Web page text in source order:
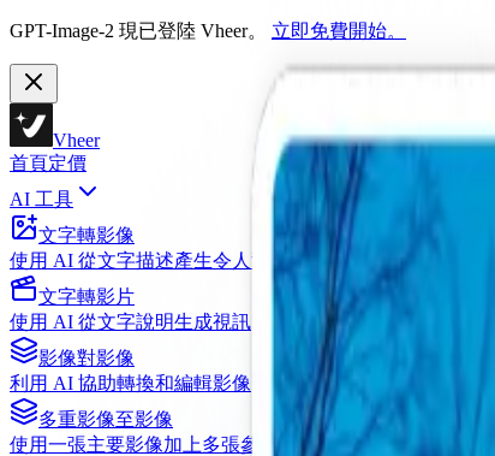
GPT-Image-2 現已登陸 Vheer。 立即免費開始。
Vheer
首頁定價
AI 工具
文字轉影像
使用 AI 從文字描述產生令人驚豔的影像
文字轉影片
使用 AI 從文字說明生成視訊
影像對影像
利用 AI 協助轉換和編輯影像
多重影像至影像
使用一張主要影像加上多張參考影像進行編輯